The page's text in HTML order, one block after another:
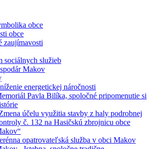
obce
obce
zaujímavosti
sociálnych služieb
Makov
energetickej náročnosti
Pavla Bilíka, spoločné pripomenutie si
účelu využitia stavby z haly podrobnej
č. 132 na Hasičskú zbrojnicu obce
opatrovateľská služba v obci Makov